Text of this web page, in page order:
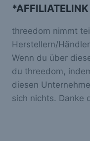
*AFFILIATELINK
threedom nimmt
Herstellern/
Wenn du über
du threedom,
diesen
sich nichts. Danke